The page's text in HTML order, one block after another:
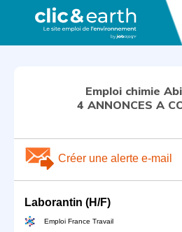
Emploi chimie
4 ANNONCES A
Créer une alerte e-mail
Laborantin (H/F)
Emploi France Travail